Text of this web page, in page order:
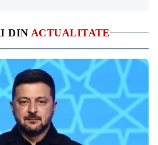
DIN ACTUALITATE